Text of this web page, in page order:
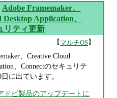
Adobe Framemaker、
Application、
リティ更新
【マルチOS】
、Creative Cloud
、Connectのセキュリテ
に出ています。
ドビ製品のアップデートに